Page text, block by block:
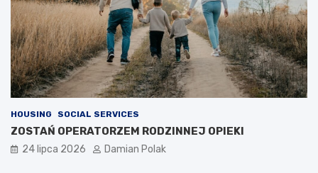
HOUSING SOCIAL SERVICES
ZOSTAŃ OPERATORZEM RODZINNEJ OPIEKI
24 lipca 2026 Damian Polak